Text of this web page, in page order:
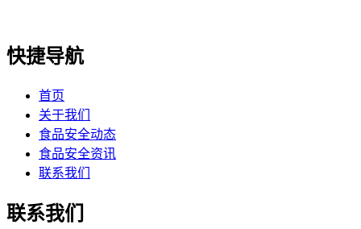
快捷导航
首页
关于我们
食品安全动态
食品安全资讯
联系我们
联系我们